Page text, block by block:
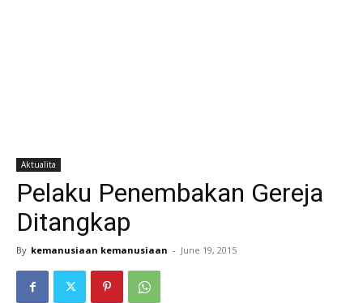
Aktualita
Pelaku Penembakan Gereja
Ditangkap
By kemanusiaan kemanusiaan - June 19, 2015